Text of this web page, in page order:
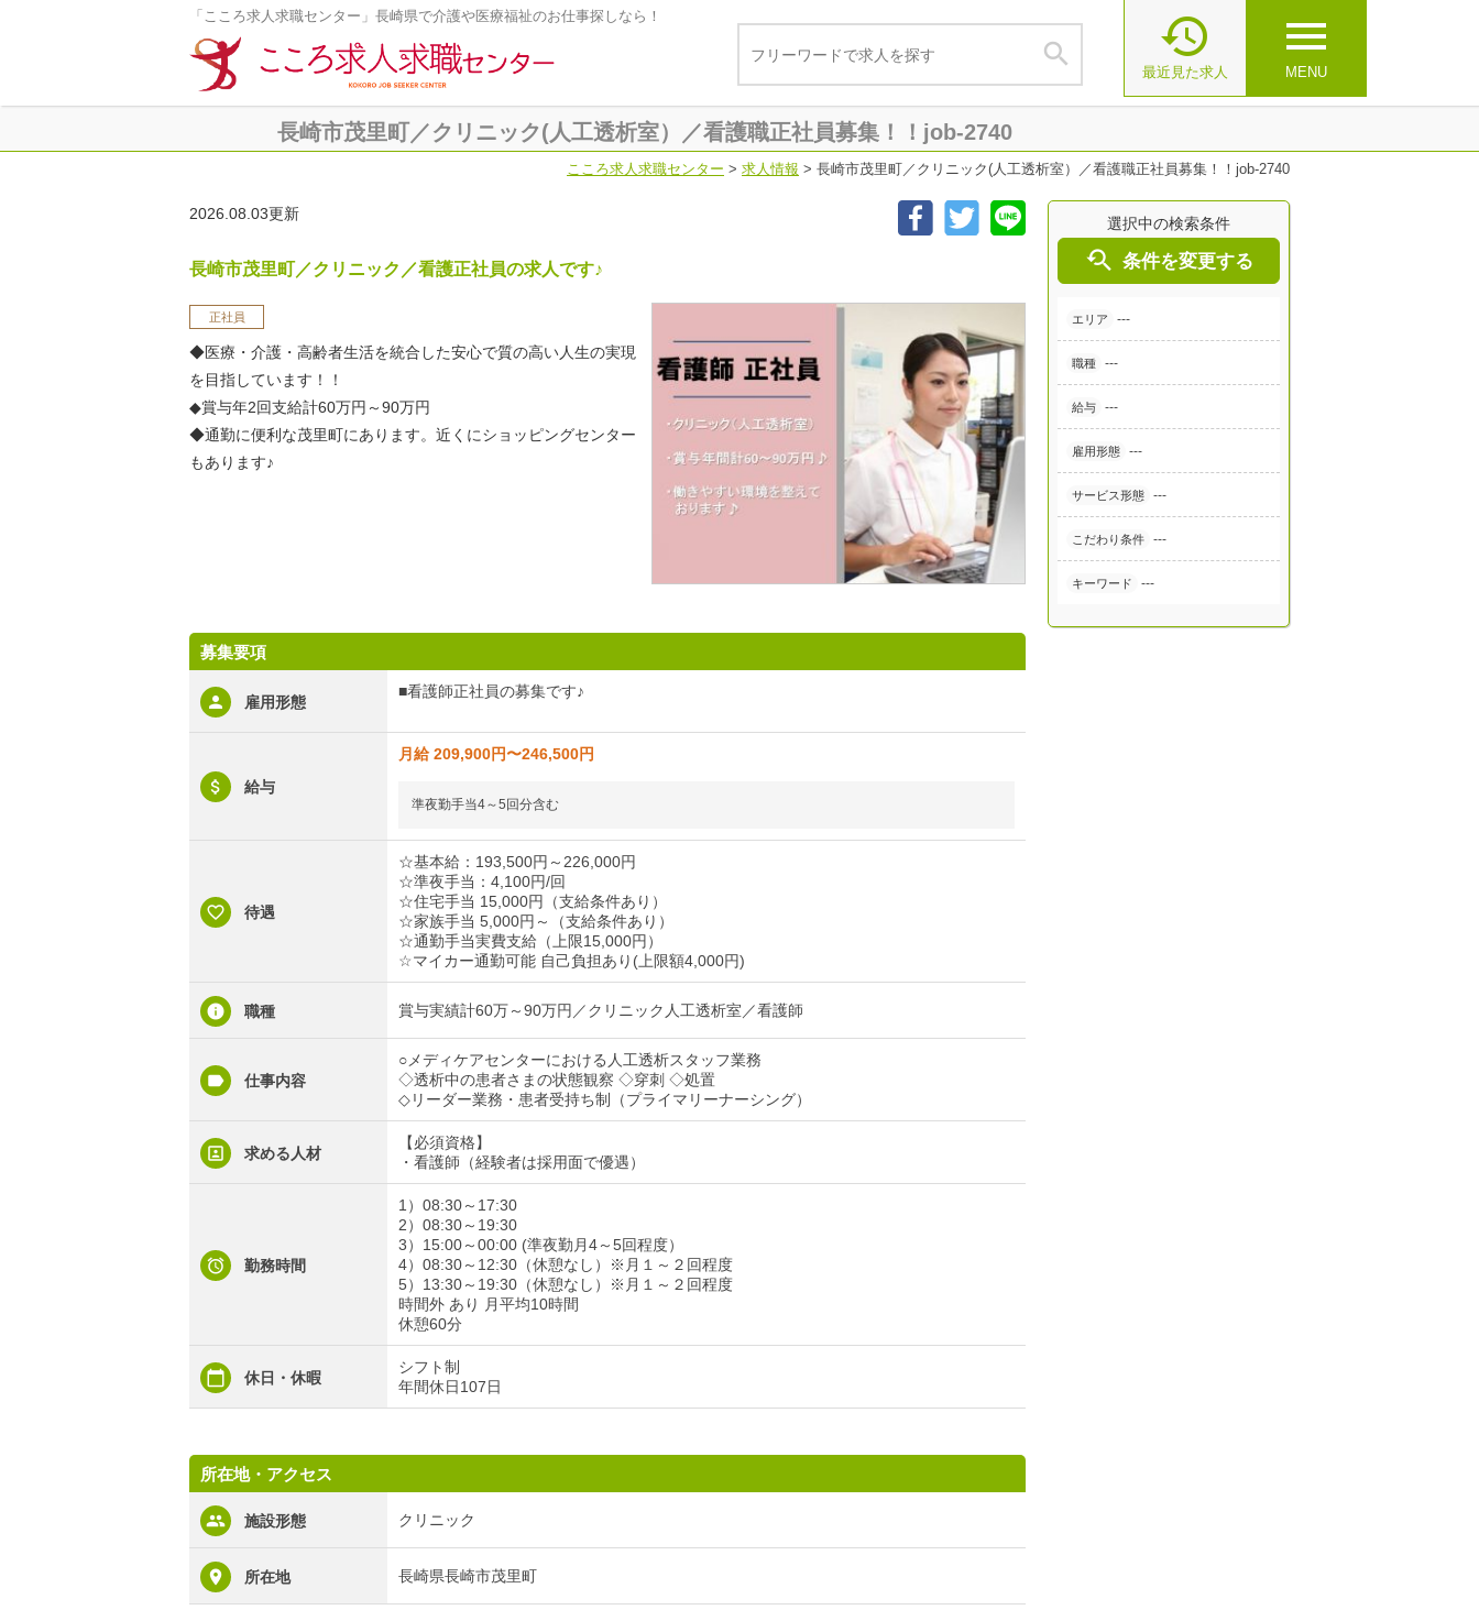
「こころ求人求職センター」長崎県で介護や医療福祉のお仕事探しなら！
 menu
MENU

最近見た求人
長崎市茂里町／クリニック(人工透析室）／看護職正社員募集！！job-2740
こころ求人求職センター > 求人情報 > 長崎市茂里町／クリニック(人工透析室）／看護職正社員募集！！job-2740
選択中の検索条件
 条件を変更する
エリア ---
職種 ---
給与 ---
雇用形態 ---
サービス形態 ---
こだわり条件 ---
キーワード ---
2026.08.03更新
長崎市茂里町／クリニック／看護正社員の求人です♪
正社員
◆医療・介護・高齢者生活を統合した安心で質の高い人生の実現
を目指しています！！
◆賞与年2回支給計60万円～90万円
◆通勤に便利な茂里町にあります。近くにショッピングセンター
もあります♪
募集要項
雇用形態
■看護師正社員の募集です♪
給与
月給 209,900円〜246,500円
準夜勤手当4～5回分含む
待遇
☆基本給：193,500円～226,000円
☆準夜手当：4,100円/回
☆住宅手当 15,000円（支給条件あり）
☆家族手当 5,000円～（支給条件あり）
☆通勤手当実費支給（上限15,000円）
☆マイカー通勤可能 自己負担あり(上限額4,000円)
職種 賞与実績計60万～90万円／クリニック人工透析室／看護師
仕事内容
○メディケアセンターにおける人工透析スタッフ業務
◇透析中の患者さまの状態観察 ◇穿刺 ◇処置
◇リーダー業務・患者受持ち制（プライマリーナーシング）
求める人材
【必須資格】
・看護師（経験者は採用面で優遇）
勤務時間
1）08:30～17:30
2）08:30～19:30
3）15:00～00:00 (準夜勤月4～5回程度）
4）08:30～12:30（休憩なし）※月１～２回程度
5）13:30～19:30（休憩なし）※月１～２回程度
時間外 あり 月平均10時間
休憩60分
休日・休暇
シフト制
年間休日107日
所在地・アクセス
施設形態 クリニック
所在地 長崎県長崎市茂里町